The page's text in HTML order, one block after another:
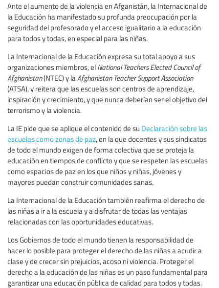
Ante el aumento de la violencia en Afganistán, la Internacional de
la Educación ha manifestado su profunda preocupación por la
seguridad del profesorado y el acceso igualitario a la educación
para todos y todas, en especial para las niñas.
La Internacional de la Educación expresa su total apoyo a sus
organizaciones miembros, el National Teachers Elected Council of
Afghanistan(NTEC) y la Afghanistan Teacher Support Association
(ATSA), y reitera que las escuelas son centros de aprendizaje,
inspiración y crecimiento, y que nunca deberían ser el objetivo del
terrorismo y la violencia.
La IE pide que se aplique el contenido de su Declaración sobre las
escuelas como zonas de paz, en la que docentes y sus sindicatos
de todo el mundo exigen de forma colectiva que se proteja la
educación en tiempos de conflicto y que se respeten las escuelas
como espacios de paz en los que niños y niñas, jóvenes y
mayores puedan construir comunidades sanas.
La Internacional de la Educación también reafirma el derecho de
las niñas a ir a la escuela y a disfrutar de todas las ventajas
relacionadas con las oportunidades educativas.
Los Gobiernos de todo el mundo tienen la responsabilidad de
hacer lo posible para proteger el derecho de las niñas a acudir a
clase y de crecer sin prejuicios, acoso ni violencia. Proteger el
derecho a la educación de las niñas es un paso fundamental para
garantizar una educación pública de calidad para todos y todas.